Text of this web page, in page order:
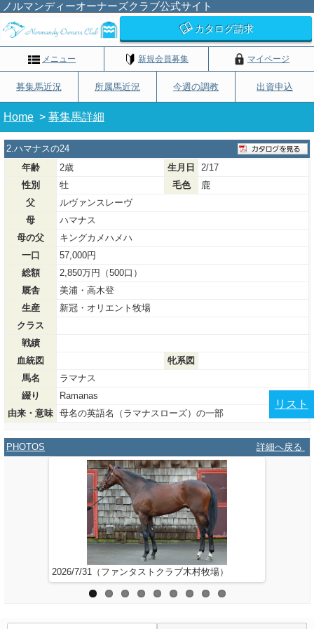
ノルマンディーオーナーズクラブ公式サイト
カタログ請求
メニュー 新規会員募集 マイページ
募集馬近況 所属馬近況 今週の調教 出資申込
Home > 募集馬詳細
2.ハマナスの24
年齢
2歳 生月日
2/17
性別
牡 毛色
鹿
父
ルヴァンスレーヴ
母
ハマナス
母の父
キングカメハメハ
一口
57,000円
総額
2,850万円（500口）
厩舎
美浦・高木登
生産
新冠・オリエント牧場
クラス
戦績
血統図
牝系図
馬名
ラマナス
綴り
Ramanas
由来・意味
母名の英語名（ラマナスローズ）の一部
PHOTOS 詳細へ戻る
2026/7/31（ファンタストクラブ木村牧場）
リスト